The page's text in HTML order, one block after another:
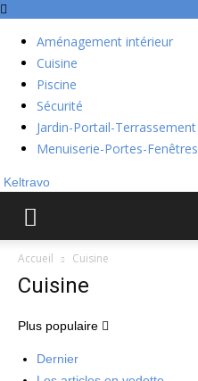
Aménagement intérieur
Cuisine
Piscine
Sécurité
Jardin-Portail-Terrassement
Menuiserie-Portes-Fenêtres
Keltravo
Accueil Cuisine
Cuisine
Plus populaire
Dernier